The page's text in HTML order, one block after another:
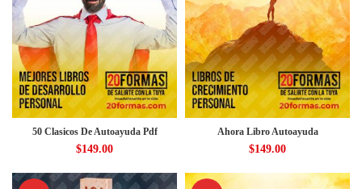
50 Clasicos De Autoayuda Pdf
$149.00
Ahora Libro Autoayuda
$149.00